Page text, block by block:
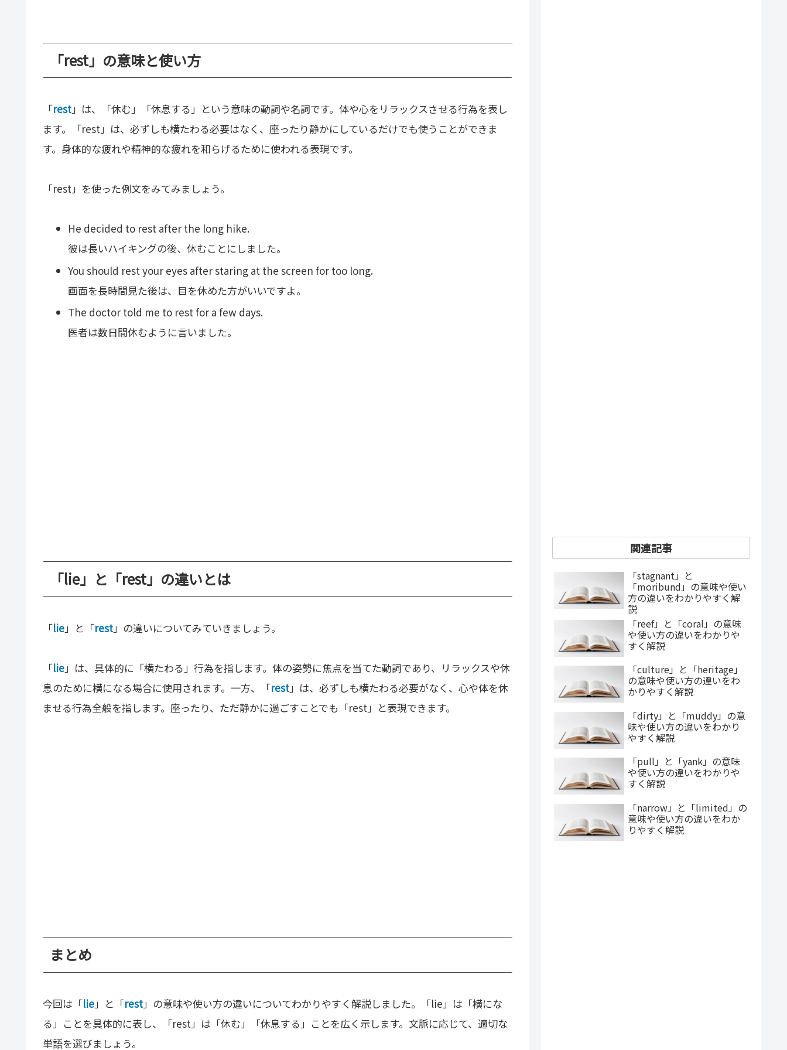
「rest」の意味と使い方
「rest」は、「休む」「休息する」という意味の動詞や名詞です。体や心をリラックスさせる行為を表し
ます。「rest」は、必ずしも横たわる必要はなく、座ったり静かにしているだけでも使うことができま
す。身体的な疲れや精神的な疲れを和らげるために使われる表現です。
「rest」を使った例文をみてみましょう。
He decided to rest after the long hike.
彼は長いハイキングの後、休むことにしました。
You should rest your eyes after staring at the screen for too long.
画面を長時間見た後は、目を休めた方がいいですよ。
The doctor told me to rest for a few days.
医者は数日間休むように言いました。
「lie」と「rest」の違いとは
「lie」と「rest」の違いについてみていきましょう。
「lie」は、具体的に「横たわる」行為を指します。体の姿勢に焦点を当てた動詞であり、リラックスや休
息のために横になる場合に使用されます。一方、「rest」は、必ずしも横たわる必要がなく、心や体を休
ませる行為全般を指します。座ったり、ただ静かに過ごすことでも「rest」と表現できます。
まとめ
今回は「lie」と「rest」の意味や使い方の違いについてわかりやすく解説しました。「lie」は「横にな
る」ことを具体的に表し、「rest」は「休む」「休息する」ことを広く示します。文脈に応じて、適切な
単語を選びましょう。
関連記事
「stagnant」と
「moribund」の意味や使い
方の違いをわかりやすく解
説
「reef」と「coral」の意味
や使い方の違いをわかりや
すく解説
「culture」と「heritage」
の意味や使い方の違いをわ
かりやすく解説
「dirty」と「muddy」の意
味や使い方の違いをわかり
やすく解説
「pull」と「yank」の意味
や使い方の違いをわかりや
すく解説
「narrow」と「limited」の
意味や使い方の違いをわか
りやすく解説